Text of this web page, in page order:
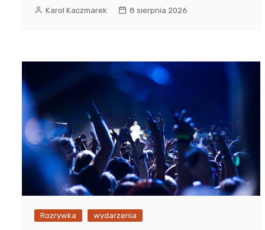
Karol Kaczmarek 8 sierpnia 2026
Rozrywka wydarzenia